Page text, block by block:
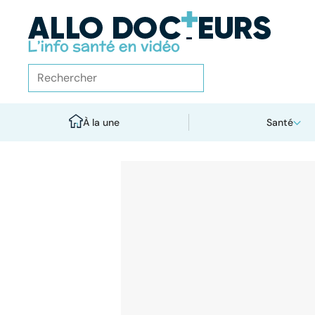
À la une Santé